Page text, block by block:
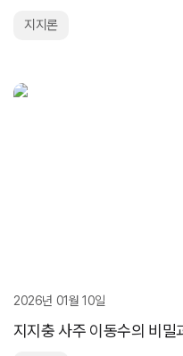
지지론
2026년 01월 10일
지지충 사주 이동수의 비밀